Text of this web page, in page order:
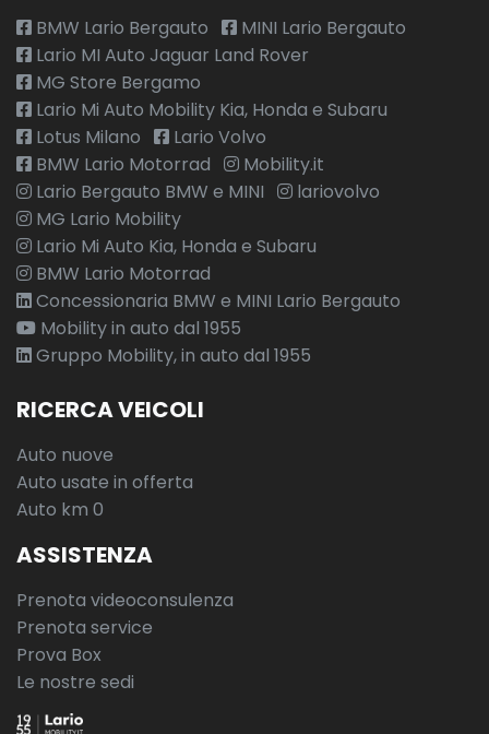
BMW Lario Bergauto
MINI Lario Bergauto
Lario MI Auto Jaguar Land Rover
MG Store Bergamo
Lario Mi Auto Mobility Kia, Honda e Subaru
Lotus Milano
Lario Volvo
BMW Lario Motorrad
Mobility.it
Lario Bergauto BMW e MINI
lariovolvo
MG Lario Mobility
Lario Mi Auto Kia, Honda e Subaru
BMW Lario Motorrad
Concessionaria BMW e MINI Lario Bergauto
Mobility in auto dal 1955
Gruppo Mobility, in auto dal 1955
RICERCA VEICOLI
Auto nuove
Auto usate in offerta
Auto km 0
ASSISTENZA
Prenota videoconsulenza
Prenota service
Prova Box
Le nostre sedi